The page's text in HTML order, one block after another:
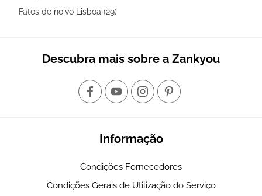
Fatos de noivo Lisboa (29)
Descubra mais sobre a Zankyou
Informação
Condições Fornecedores
Condições Gerais de Utilização do Serviço